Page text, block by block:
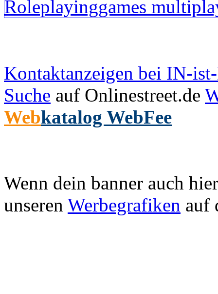
Kontaktanzeigen bei IN-
Suche auf Onlinestreet.de
Webkatalog WebFee
Wenn dein banner auch
unseren Werbegrafiken auf